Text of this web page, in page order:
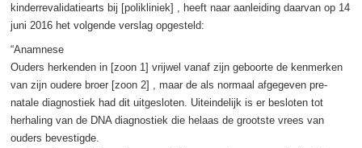
kinderrevalidatiearts bij [polikliniek] , heeft naar aanleiding daarvan op 14
juni 2016 het volgende verslag opgesteld:
“Anamnese
Ouders herkenden in [zoon 1] vrijwel vanaf zijn geboorte de kenmerken
van zijn oudere broer [zoon 2] , maar de als normaal afgegeven pre-
natale diagnostiek had dit uitgesloten. Uiteindelijk is er besloten tot
herhaling van de DNA diagnostiek die helaas de grootste vrees van
ouders bevestigde.